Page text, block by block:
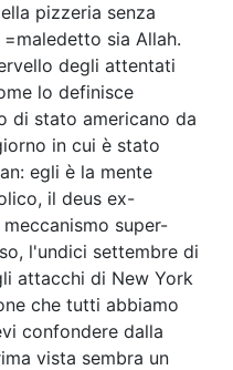
pizzeria senza
sia Allah.
degli attentati
lo definisce
di stato americano da
in cui è stato
egli è la mente
il deus ex-
super-
l'undici settembre di
attacchi di New York
che tutti abbiamo
confondere dalla
vista sembra un